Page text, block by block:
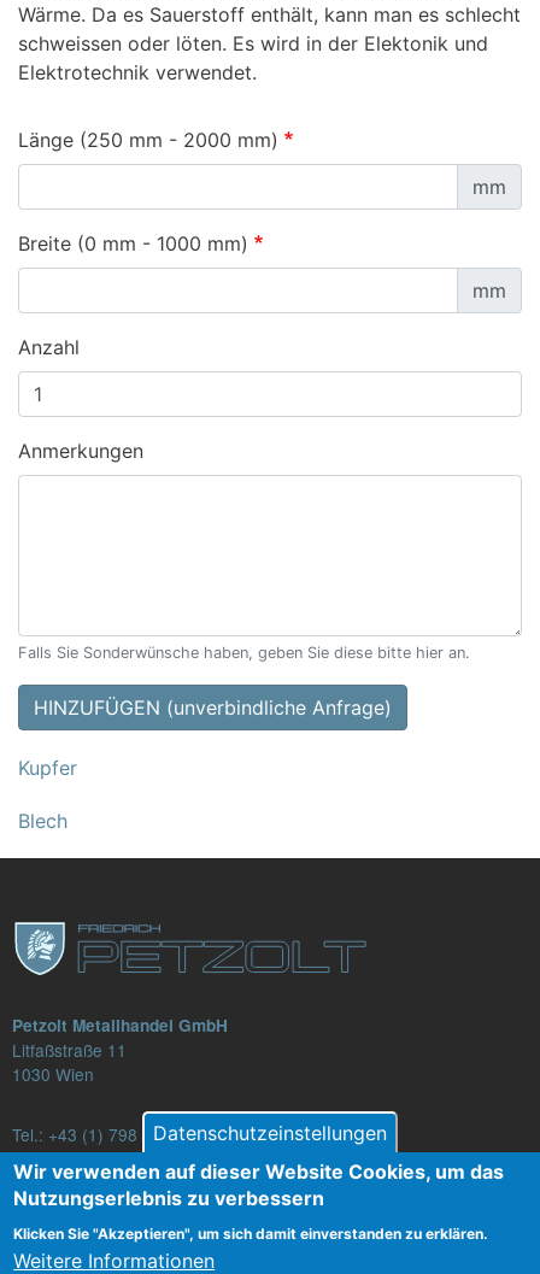
Wärme. Da es Sauerstoff enthält, kann man es schlecht
schweissen oder löten. Es wird in der Elektonik und
Elektrotechnik verwendet.
Länge (250 mm - 2000 mm)
mm
Breite (0 mm - 1000 mm)
mm
Anzahl
Anmerkungen
Falls Sie Sonderwünsche haben, geben Sie diese bitte hier an.
HINZUFÜGEN (unverbindliche Anfrage)
Kupfer
Blech
Petzolt Metallhandel GmbH
Litfaßstraße 11
1030 Wien
Tel.: +43 (1) 798 82 88-16
E-Mail: verkauf@petzolt.at
Datenschutzeinstellungen
Wir verwenden auf dieser Website Cookies, um das
Nutzungserlebnis zu verbessern
Klicken Sie "Akzeptieren", um sich damit einverstanden zu erklären.
Weitere Informationen